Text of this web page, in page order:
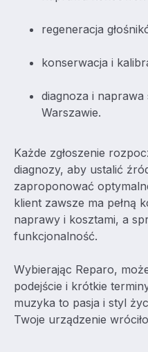
regeneracja
konserwacja i
diagnoza i
Warszawie.
Każde zgłoszenie
diagnozy, aby ustalić
zaproponować
klient zawsze ma pełną
naprawy i kosztami, a
funkcjonalność.
Wybierając Reparo,
podejście i krótkie
muzyka to pasja i styl
Twoje urządzenie